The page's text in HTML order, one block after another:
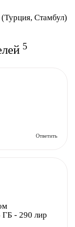
Стамбул)
5
ГБ - 290 лир